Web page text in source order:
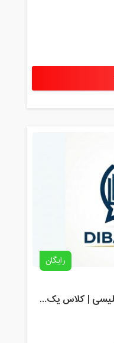
رایگان
رزرو استاد خصوصی زبان انگلیسی | کلاس یک‌نفره با زهرا اسفندیاری + مشاوره رایگان